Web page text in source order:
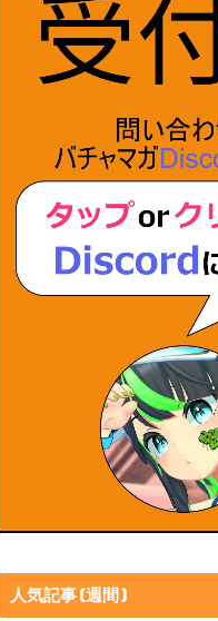
人気記事(週間)